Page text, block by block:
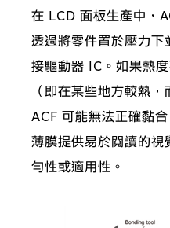
在 LCD 面板生產中，
透過將零件置於壓力下
接驅動器 IC。如果熱
（即在某些地方較熱
ACF 可能無法正確黏
薄膜提供易於閱讀的視
勻性或適用性。